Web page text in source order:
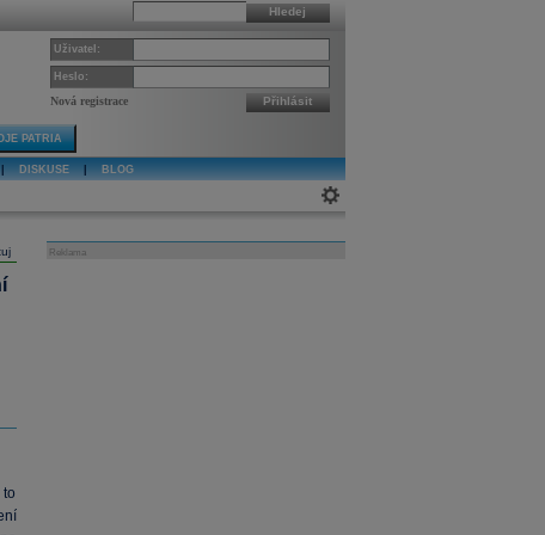
Hledej
Uživatel:
Heslo:
Nová registrace Přihlásit
PATRIA
DISKUSE BLOG
Reklama